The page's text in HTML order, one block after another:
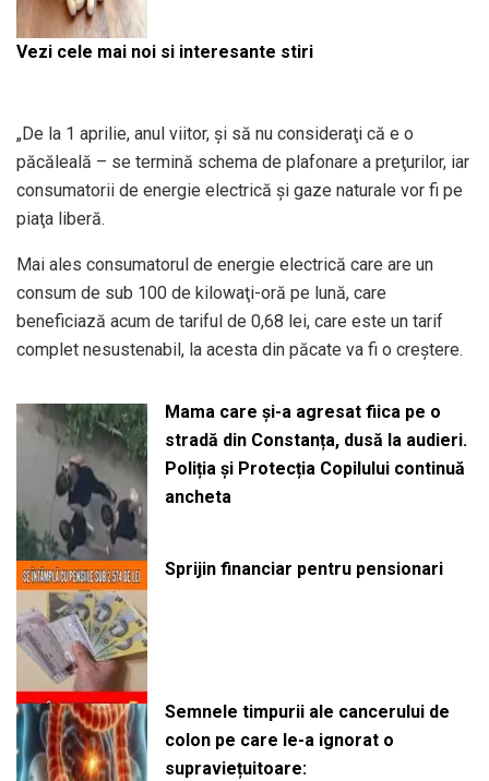
Vezi cele mai noi si interesante stiri
„De la 1 aprilie, anul viitor, şi să nu consideraţi că e o
păcăleală – se termină schema de plafonare a preţurilor, iar
consumatorii de energie electrică şi gaze naturale vor fi pe
piaţa liberă.
Mai ales consumatorul de energie electrică care are un
consum de sub 100 de kilowaţi-oră pe lună, care
beneficiază acum de tariful de 0,68 lei, care este un tarif
complet nesustenabil, la acesta din păcate va fi o creştere.
Mama care și-a agresat fiica pe o
stradă din Constanța, dusă la audieri.
Poliția și Protecția Copilului continuă
ancheta
Sprijin financiar pentru pensionari
Semnele timpurii ale cancerului de
colon pe care le-a ignorat o
supraviețuitoare: